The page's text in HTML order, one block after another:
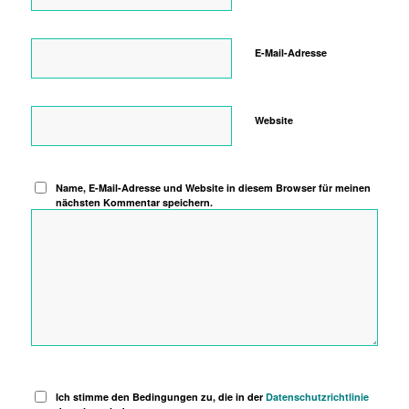
E-Mail-Adresse
Website
Name, E-Mail-Adresse und Website in diesem Browser für meinen
nächsten Kommentar speichern.
Ich stimme den Bedingungen zu, die in derDatenschutzrichtlinie